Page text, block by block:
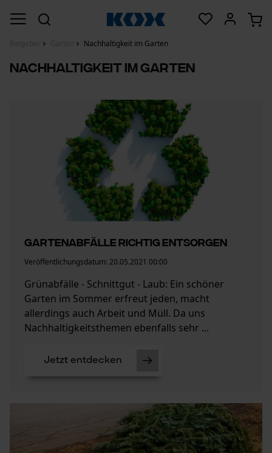
Nachhaltigkeit im Garten
Nachhaltigkeit im Garten
Gartenabfälle richtig entsorgen
Veröffentlichungsdatum: 20.05.2021 00:00
Grünabfälle - Schnittgut - Laub: Ein schöner
Garten im Sommer erfreut jeden, macht
allerdings auch Arbeit und Müll. Da uns
Nachhaltigkeitsthemen ebenfalls sehr ...
Jetzt entdecken